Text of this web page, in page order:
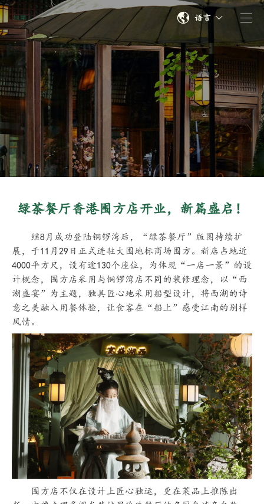
语言
绿茶餐厅香港围方店开业，新篇盛启！
继8月成功登陆铜锣湾后，“绿茶餐厅”版图持续扩
展，于11月29日正式进驻大围地标商场围方。新店占地近
4000平方尺，设有逾130个座位，为体现“一店一景”的设
计概念，围方店采用与铜锣湾店不同的装修理念，以“西
湖盛宴”为主题，独具匠心地采用船型设计，将西湖的诗
意之美融入用餐体验，让食客在“船上”感受江南的别样
风情。
围方店不仅在设计上匠心独运，更在菜品上推陈出